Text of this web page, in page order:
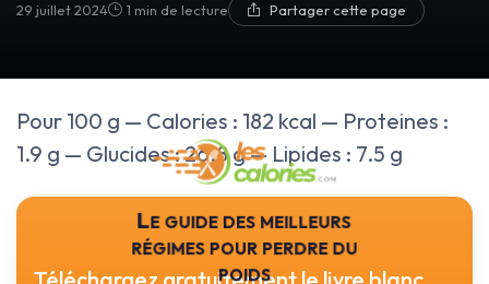
29 juillet 2024 1 min de lecture Partager cette page
Pour 100 g — Calories : 182 kcal — Proteines :
1.9 g — Glucides : 26.8 g — Lipides : 7.5 g
Le guide des meilleurs
régimes pour perdre du
poids